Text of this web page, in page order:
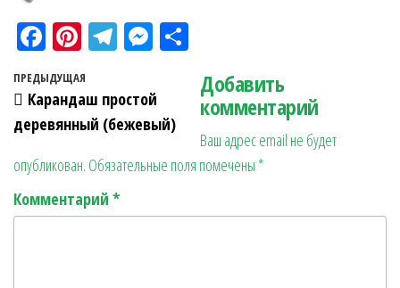
Fa
ce
bo
ok
Pi
nt
er
es
t
Te
gr
a
M
se
n
r
ра
в
ит
ь
Навигация по записям
Предыдущая запись
ПРЕДЫДУЩАЯ
Карандаш простой
деревянный (бежевый)
Добавить
комментарий
Ваш адрес email не будет
опубликован. Обязательные поля помечены *
Комментарий *